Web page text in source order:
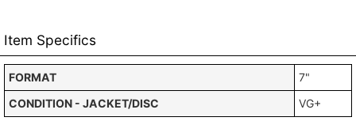
Item Specifics
FORMAT
7"
CONDITION - JACKET/DISC
VG+